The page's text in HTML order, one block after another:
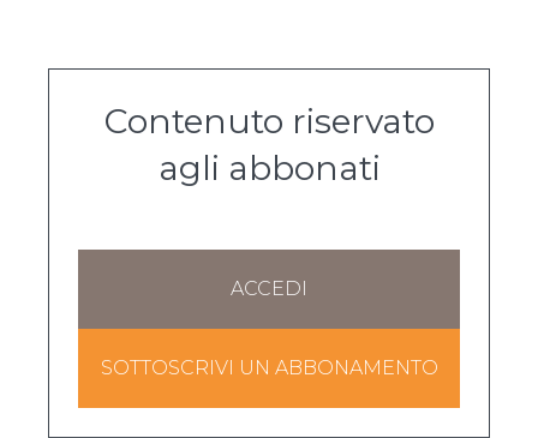
Contenuto riservato
agli abbonati
ACCEDI
SOTTOSCRIVI UN ABBONAMENTO